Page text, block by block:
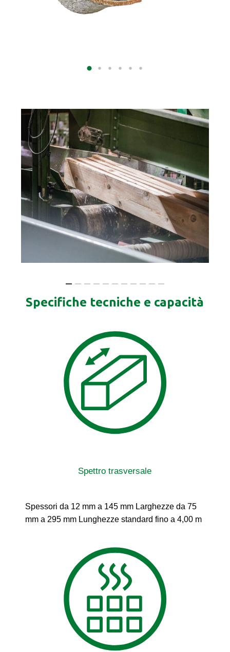
Specifiche tecniche e capacità
Spettro trasversale
Spessori da 12 mm a 145 mm Larghezze da 75
mm a 295 mm Lunghezze standard fino a 4,00 m